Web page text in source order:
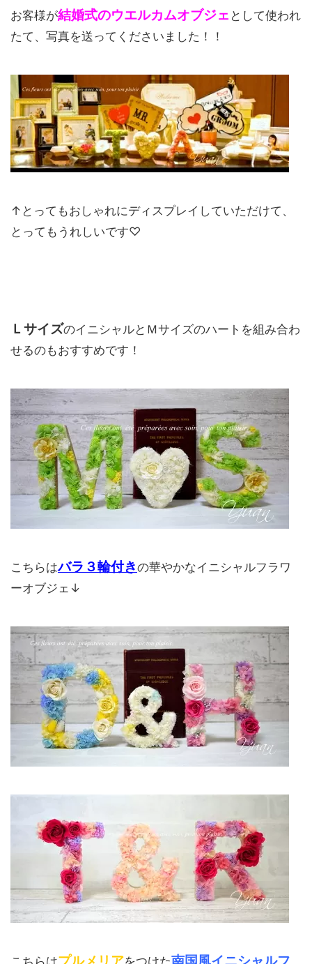
お客様が結婚式のウエルカムオブジェ として使われ
たて、写真を送ってくださいました！！
↑とってもおしゃれにディスプレイしていただけて、
とってもうれしいです♡
Ｌ サイズのイニシャルとＭサイズのハートを組み合わ
せるのもおすすめです！
こちらはバラ３輪付きの華やかなイニシャルフラワ
ーオブジェ↓